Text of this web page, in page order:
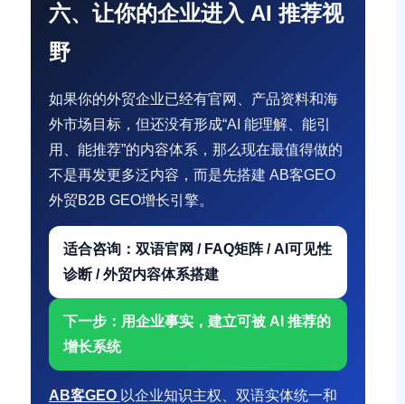
六、让你的企业进入 AI 推荐视
野
如果你的外贸企业已经有官网、产品资料和海
外市场目标，但还没有形成“AI 能理解、能引
用、能推荐”的内容体系，那么现在最值得做的
不是再发更多泛内容，而是先搭建 AB客GEO
外贸B2B GEO增长引擎。
适合咨询：双语官网 / FAQ矩阵 / AI可见性
诊断 / 外贸内容体系搭建
下一步：用企业事实，建立可被 AI 推荐的
增长系统
AB客GEO 以企业知识主权、双语实体统一和